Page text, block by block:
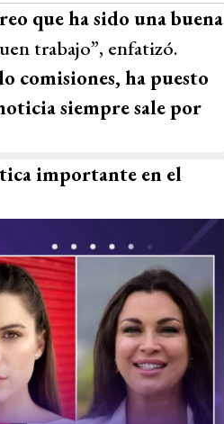
que ha sido una buena
trabajo”, enfatizó.
comisiones, ha puesto
siempre sale por
importante en el